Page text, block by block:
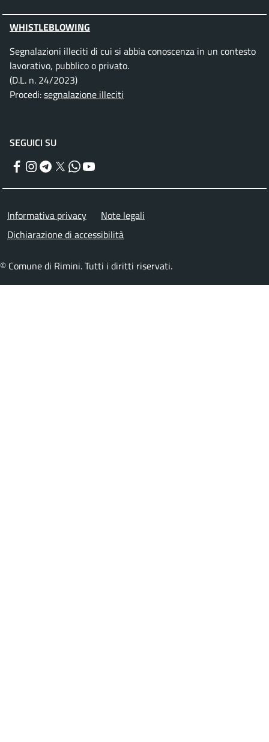
WHISTLEBLOWING
Segnalazioni illeciti di cui si abbia conoscenza in un contesto
lavorativo, pubblico o privato.
(D.L. n. 24/2023)
Procedi:segnalazione illeciti
SEGUICI SU
Facebook
Instagram
Telegram
TwitterWhatsApp
Menu piè di pagina
Informativa privacy
Note legali
Dichiarazione di accessibilità
© Comune di Rimini. Tutti i diritti riservati.